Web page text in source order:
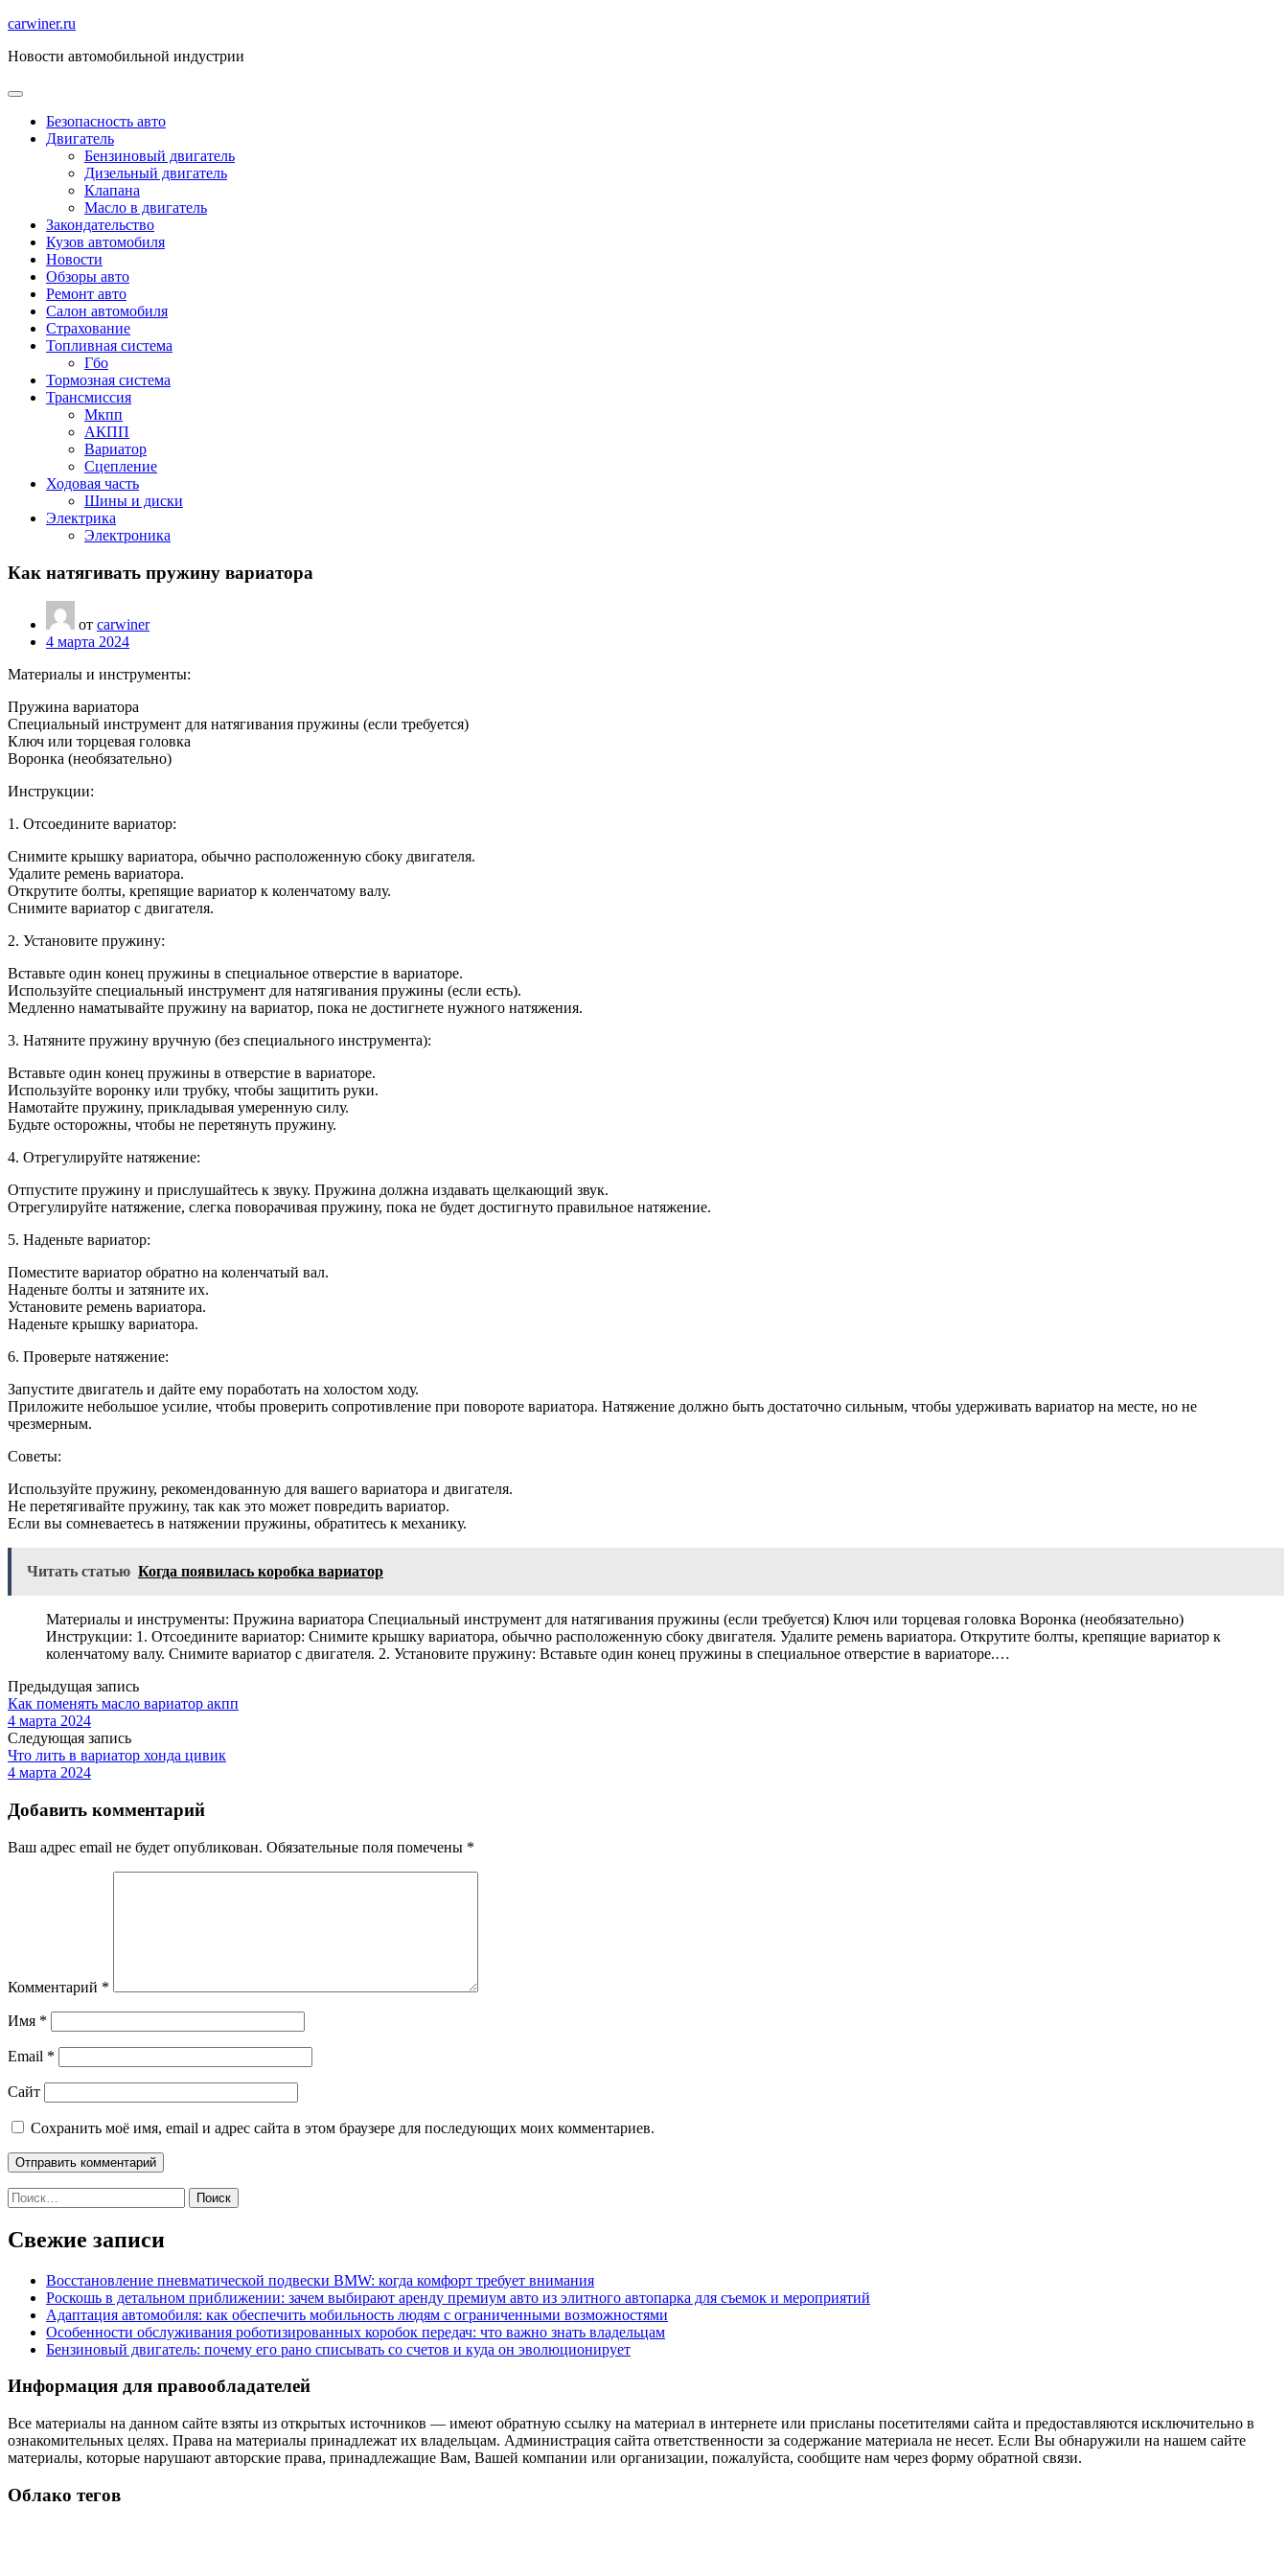
Перейти
содержимому
carwiner.ru
Новости автомобильной индустрии
Безопасность авто
Двигатель
Бензиновый двигатель
Дизельный двигатель
Клапана
Масло в двигатель
Закондательство
Кузов автомобиля
Новости
Обзоры авто
Ремонт авто
Салон автомобиля
Страхование
Топливная система
Гбо
Тормозная система
Трансмиссия
Мкпп
АКПП
Вариатор
Сцепление
Ходовая часть
Шины и диски
Электрика
Электроника
Как натягивать пружину вариатора
от carwiner
4 марта 2024
Материалы и инструменты:
Пружина вариатора
Специальный инструмент для натягивания пружины (если требуется)
Ключ или торцевая головка
Воронка (необязательно)
Инструкции:
1. Отсоедините вариатор:
Снимите крышку вариатора, обычно расположенную сбоку двигателя.
Удалите ремень вариатора.
Открутите болты, крепящие вариатор к коленчатому валу.
Снимите вариатор с двигателя.
2. Установите пружину:
Вставьте один конец пружины в специальное отверстие в вариаторе.
Используйте специальный инструмент для натягивания пружины (если есть).
Медленно наматывайте пружину на вариатор, пока не достигнете нужного натяжения.
3. Натяните пружину вручную (без специального инструмента):
Вставьте один конец пружины в отверстие в вариаторе.
Используйте воронку или трубку, чтобы защитить руки.
Намотайте пружину, прикладывая умеренную силу.
Будьте осторожны, чтобы не перетянуть пружину.
4. Отрегулируйте натяжение:
Отпустите пружину и прислушайтесь к звуку. Пружина должна издавать щелкающий звук.
Отрегулируйте натяжение, слегка поворачивая пружину, пока не будет достигнуто правильное натяжение.
5. Наденьте вариатор:
Поместите вариатор обратно на коленчатый вал.
Наденьте болты и затяните их.
Установите ремень вариатора.
Наденьте крышку вариатора.
6. Проверьте натяжение:
Запустите двигатель и дайте ему поработать на холостом ходу.
Приложите небольшое усилие, чтобы проверить сопротивление при повороте вариатора. Натяжение должно быть достаточно сильным, чтобы удерживать вариатор на месте, но не
чрезмерным.
Советы:
Используйте пружину, рекомендованную для вашего вариатора и двигателя.
Не перетягивайте пружину, так как это может повредить вариатор.
Если вы сомневаетесь в натяжении пружины, обратитесь к механику.
Читать статью Когда появилась коробка вариатор
Материалы и инструменты: Пружина вариатора Специальный инструмент для натягивания пружины (если требуется) Ключ или торцевая головка Воронка (необязательно)
Инструкции: 1. Отсоедините вариатор: Снимите крышку вариатора, обычно расположенную сбоку двигателя. Удалите ремень вариатора. Открутите болты, крепящие вариатор к
коленчатому валу. Снимите вариатор с двигателя. 2. Установите пружину: Вставьте один конец пружины в специальное отверстие в вариаторе.…
Предыдущая запись
Как поменять масло вариатор акпп
4 марта 2024
Следующая запись
Что лить в вариатор хонда цивик
4 марта 2024
Добавить комментарий
Ваш адрес email не будет опубликован. Обязательные поля помечены *
Комментарий *
Имя *
Email *
Сайт
Сохранить моё имя, email и адрес сайта в этом браузере для последующих моих комментариев.
Найти:
Свежие записи
Восстановление пневматической подвески BMW: когда комфорт требует внимания
Роскошь в детальном приближении: зачем выбирают аренду премиум авто из элитного автопарка для съемок и мероприятий
Адаптация автомобиля: как обеспечить мобильность людям с ограниченными возможностями
Особенности обслуживания роботизированных коробок передач: что важно знать владельцам
Бензиновый двигатель: почему его рано списывать со счетов и куда он эволюционирует
Информация для правообладателей
Все материалы на данном сайте взяты из открытых источников — имеют обратную ссылку на материал в интернете или присланы посетителями сайта и предоставляются исключительно в
ознакомительных целях. Права на материалы принадлежат их владельцам. Администрация сайта ответственности за содержание материала не несет. Если Вы обнаружили на нашем сайте
материалы, которые нарушают авторские права, принадлежащие Вам, Вашей компании или организации, пожалуйста, сообщите нам через форму обратной связи.
Облако тегов